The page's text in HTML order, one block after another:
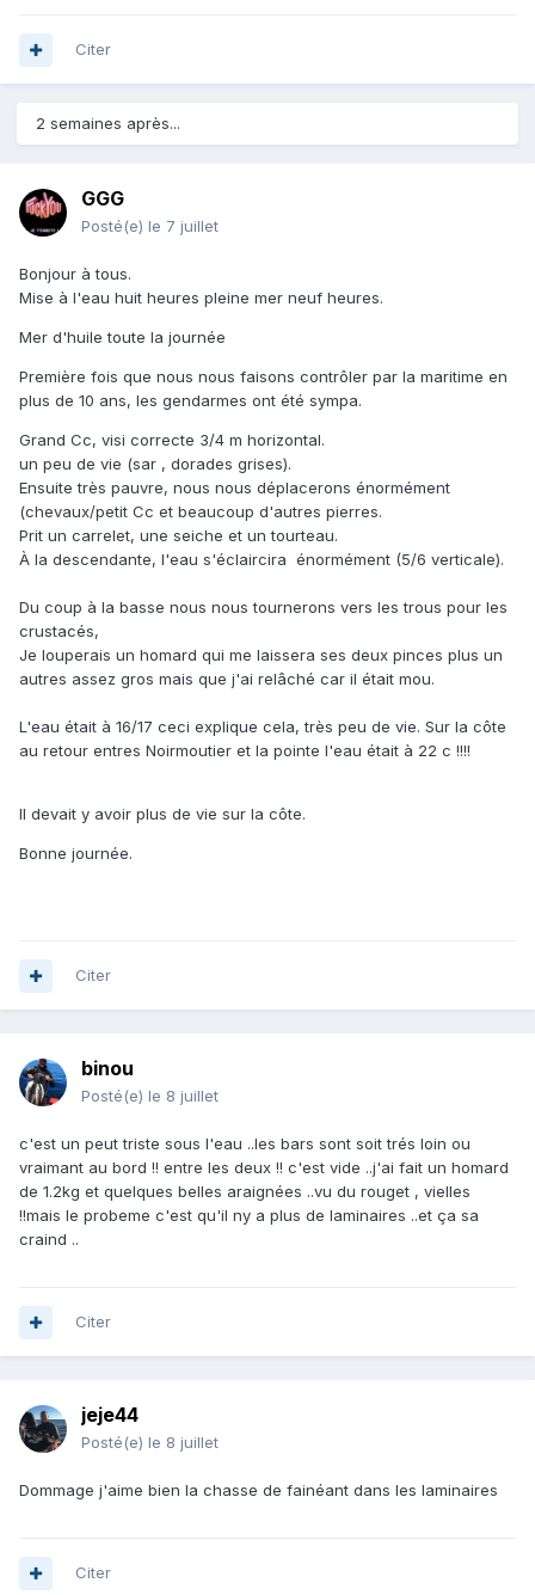
Citer
2 semaines après...
GGG
Posté(e) le 7 juillet
Bonjour à tous.
Mise à l'eau huit heures pleine mer neuf heures.
Mer d'huile toute la journée
Première fois que nous nous faisons contrôler par la maritime en
plus de 10 ans, les gendarmes ont été sympa.
Grand Cc, visi correcte 3/4 m horizontal.
un peu de vie (sar , dorades grises).
Ensuite très pauvre, nous nous déplacerons énormément
(chevaux/petit Cc et beaucoup d'autres pierres.
Prit un carrelet, une seiche et un tourteau.
À la descendante, l'eau s'éclaircira énormément (5/6 verticale).
Du coup à la basse nous nous tournerons vers les trous pour les
crustacés,
Je louperais un homard qui me laissera ses deux pinces plus un
autres assez gros mais que j'ai relâché car il était mou.
L'eau était à 16/17 ceci explique cela, très peu de vie. Sur la côte
au retour entres Noirmoutier et la pointe l'eau était à 22 c !!!!
Il devait y avoir plus de vie sur la côte.
Bonne journée.
Citer
binou
Posté(e) le 8 juillet
c'est un peut triste sous l'eau ..les bars sont soit trés loin ou
vraimant au bord !! entre les deux !! c'est vide ..j'ai fait un homard
de 1.2kg et quelques belles araignées ..vu du rouget , vielles
!!mais le probeme c'est qu'il ny a plus de laminaires ..et ça sa
craind ..
Citer
jeje44
Posté(e) le 8 juillet
Dommage j'aime bien la chasse de fainéant dans les laminaires
Citer